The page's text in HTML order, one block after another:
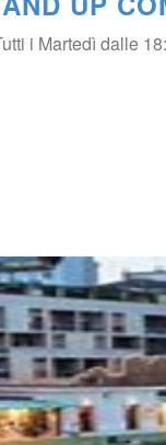
i Martedì dalle